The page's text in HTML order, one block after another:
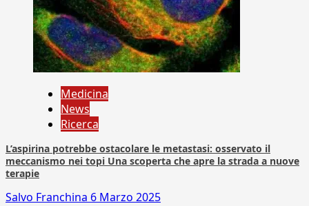
Medicina
News
Ricerca
L’aspirina potrebbe ostacolare le metastasi: osservato il
meccanismo nei topi Una scoperta che apre la strada a nuove
terapie
Salvo Franchina 6 Marzo 2025